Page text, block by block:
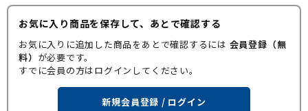
お気に入り商品を保存して、あとで確認する
お気に入りに追加した商品をあとで確認するには 会員登録（無
料） が必要です。
すでに会員の方はログインしてください。
新規会員登録 / ログイン